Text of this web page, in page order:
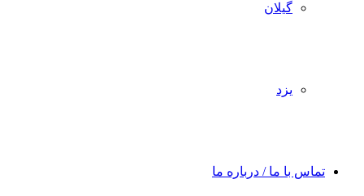
گیلان
یزد
تماس با ما / درباره ما